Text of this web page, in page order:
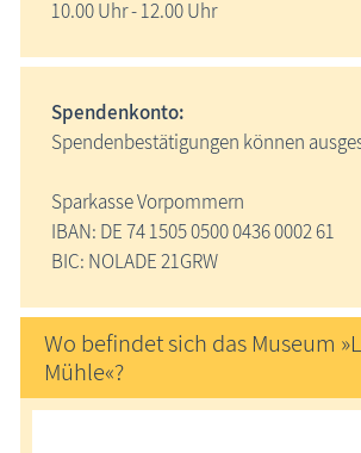
10.00 Uhr - 12.00 Uhr
Spendenkonto:
Spendenbestätigungen können
Sparkasse Vorpommern
IBAN: DE 74 1505 0500 0436 0002 61
BIC: NOLADE 21GRW
Wo befindet sich das Museum
Mühle«?